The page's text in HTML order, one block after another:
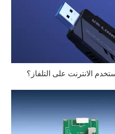
الانترنت على التلفاز؟